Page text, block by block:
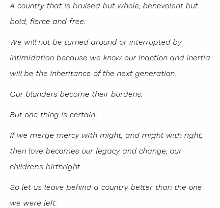
A country that is bruised but whole, benevolent but
bold, fierce and free.
We will not be turned around or interrupted by
intimidation because we know our inaction and inertia
will be the inheritance of the next generation.
Our blunders become their burdens.
But one thing is certain:
If we merge mercy with might, and might with right,
then love becomes our legacy and change, our
children’s birthright.
So let us leave behind a country better than the one
we were left.